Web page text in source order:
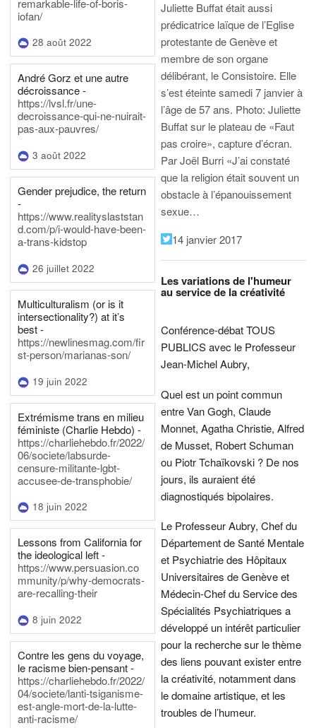
iofan/
28 août 2022
André Gorz et une autre
décroissance -
https://lvsl.fr/une-
decroissance-qui-ne-nuirait-
pas-aux-pauvres/
3 août 2022
Gender prejudice, the return
-
https://www.realityslaststan
d.com/p/i-would-have-been-
a-trans-kidstop
26 juillet 2022
Multiculturalism (or is it
intersectionality?) at it’s
best -
https://newlinesmag.com/fir
st-person/marianas-son/
19 juin 2022
Extrémisme trans en milieu
féministe (Charlie Hebdo) -
https://charliehebdo.fr/2022/
06/societe/labsurde-
censure-militante-lgbt-
accusee-de-transphobie/
18 juin 2022
Lessons from California for
the ideological left -
https://www.persuasion.co
mmunity/p/why-democrats-
are-recalling-their
8 juin 2022
Contre les gens du voyage,
le racisme bien-pensant -
https://charliehebdo.fr/2022/
04/societe/lanti-tsiganisme-
est-angle-mort-de-la-lutte-
anti-racisme/
Juliette Buffat était aussi
prédicatrice laïque de l’Eglise
protestante de Genève et
membre de son organe
délibérant, le Consistoire. Elle
s’est éteinte samedi 7 janvier à
l’âge de 57 ans. Photo: Juliette
Buffat sur le plateau de «Faut
pas croire», capture d’écran.
Par Joël Burri «J’ai constaté
que la religion était souvent un
obstacle à l’épanouissement
sexue…
14 janvier 2017
Les variations de l'humeur
au service de la créativité
Conférence-débat TOUS
PUBLICS avec le Professeur
Jean-Michel Aubry,
Quel est un point commun
entre Van Gogh, Claude
Monnet, Agatha Christie, Alfred
de Musset, Robert Schuman
ou Piotr Tchaïkovski ? De nos
jours, ils auraient été
diagnostiqués bipolaires.
Le Professeur Aubry, Chef du
Département de Santé Mentale
et Psychiatrie des Hôpitaux
Universitaires de Genève et
Médecin-Chef du Service des
Spécialités Psychiatriques a
développé un intérêt particulier
pour la recherche sur le thème
des liens pouvant exister entre
la créativité, notamment dans
le domaine artistique, et les
troubles de l’humeur.